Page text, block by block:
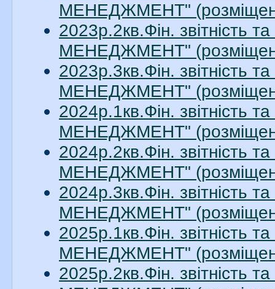
МЕНЕДЖМЕНТ"
2023р.2кв.Фін.
МЕНЕДЖМЕНТ"
2023р.3кв.Фін.
МЕНЕДЖМЕНТ"
2024р.1кв.Фін.
МЕНЕДЖМЕНТ"
2024р.2кв.Фін.
МЕНЕДЖМЕНТ"
2024р.3кв.Фін.
МЕНЕДЖМЕНТ"
2025р.1кв.Фін.
МЕНЕДЖМЕНТ"
2025р.2кв.Фін.